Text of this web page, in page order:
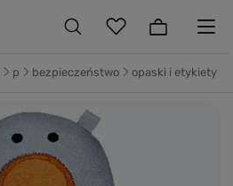
p bezpieczeństwo opaski i etykiety